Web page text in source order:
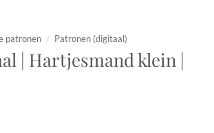
patronen / Patronen (digitaal)
| Hartjesmand klein |